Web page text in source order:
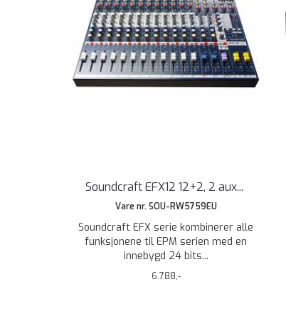
Soundcraft EFX12 12+2, 2 aux...
Vare nr. SOU-RW5759EU
Soundcraft EFX serie kombinerer alle
funksjonene til EPM serien med en
innebygd 24 bits...
6.788,-